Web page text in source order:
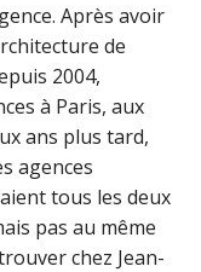
Après avoir
de
2004,
à Paris, aux
ans plus tard,
agences
tous les deux
pas au même
chez Jean-